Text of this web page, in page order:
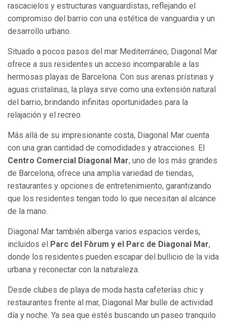
rascacielos y estructuras vanguardistas, reflejando el
compromiso del barrio con una estética de vanguardia y un
desarrollo urbano.
Situado a pocos pasos del mar Mediterráneo, Diagonal Mar
ofrece a sus residentes un acceso incomparable a las
hermosas playas de Barcelona. Con sus arenas prístinas y
aguas cristalinas, la playa sirve como una extensión natural
del barrio, brindando infinitas oportunidades para la
relajación y el recreo.
Más allá de su impresionante costa, Diagonal Mar cuenta
con una gran cantidad de comodidades y atracciones. El
Centro Comercial Diagonal Mar, uno de los más grandes
de Barcelona, ofrece una amplia variedad de tiendas,
restaurantes y opciones de entretenimiento, garantizando
que los residentes tengan todo lo que necesitan al alcance
de la mano.
Diagonal Mar también alberga varios espacios verdes,
incluidos el Parc del Fòrum y el Parc de Diagonal Mar,
donde los residentes pueden escapar del bullicio de la vida
urbana y reconectar con la naturaleza.
Desde clubes de playa de moda hasta cafeterías chic y
restaurantes frente al mar, Diagonal Mar bulle de actividad
día y noche. Ya sea que estés buscando un paseo tranquilo